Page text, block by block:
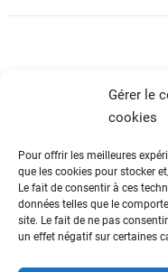
Gérer le
cookies
Pour offrir les meilleures
que les cookies pour stocker
Le fait de consentir à ces
données telles que le
site. Le fait de ne pas
un effet négatif sur certaines